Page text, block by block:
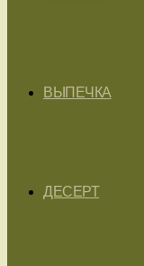
ВЫПЕЧКА
ДЕСЕРТ